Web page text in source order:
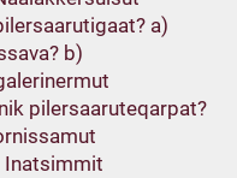
a)
b)
pilersaaruteqarpat?
Inatsimmit